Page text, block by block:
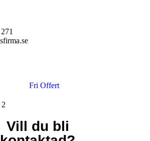
Fri Offert
Vill du bli